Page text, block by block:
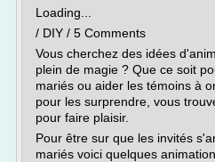
Loading...
/ DIY / 5 Comments
Vous cherchez des idées
plein de magie ? Que ce soit
mariés ou aider les témoins à
pour les surprendre, vous
pour faire plaisir.
Pour être sur que les invités
mariés voici quelques